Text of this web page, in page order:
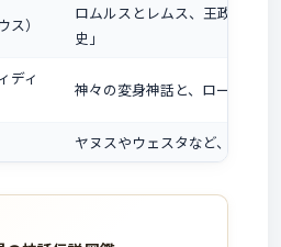
）
ロムルスとレムス、王政ロー
史」
ディ
神々の変身神話と、ローマの祭
ヤヌスやウェスタなど、ロー